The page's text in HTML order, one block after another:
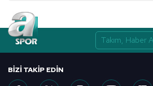
BIZI TAKIP EDIN